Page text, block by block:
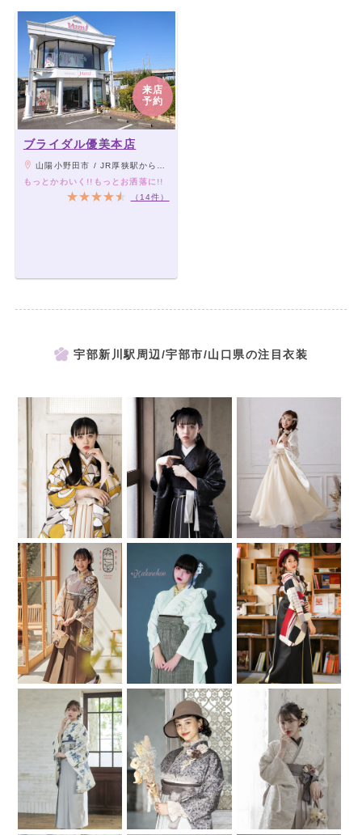
来店
予約
ブライダル優美本店
山陽小野田市 / JR厚狭駅から徒歩10分/山陽自動車道小野田インターから8分/埴生インターから10分
もっとかわいく!!もっとお洒落に!!
（14件）
宇部新川駅周辺/宇部市/山口県の注目衣装